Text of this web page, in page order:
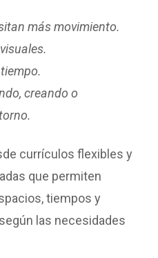
más movimiento.
creando o
currículos flexibles y
que permiten
tiempos y
las necesidades